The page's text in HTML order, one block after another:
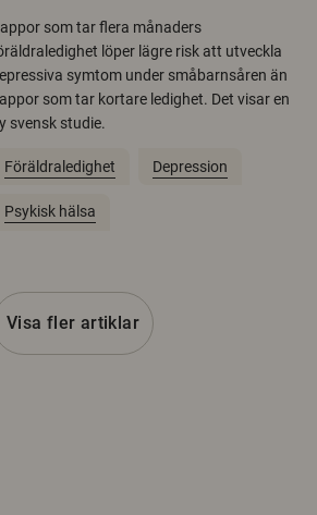
som tar flera månaders
löper lägre risk att utveckla
symtom under småbarnsåren än
som tar kortare ledighet. Det visar en
svensk studie.
Föräldraledighet Depression
Psykisk hälsa
Visa fler artiklar